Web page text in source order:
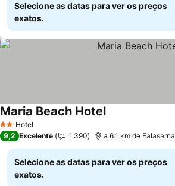
Selecione as datas para ver os preços
exatos.
2 Estrelas
Hotel
Maria Beach Hotel
9,2 Excelente 1.390 a 6.1 km de Falasarna
Selecione as datas para ver os preços
exatos.